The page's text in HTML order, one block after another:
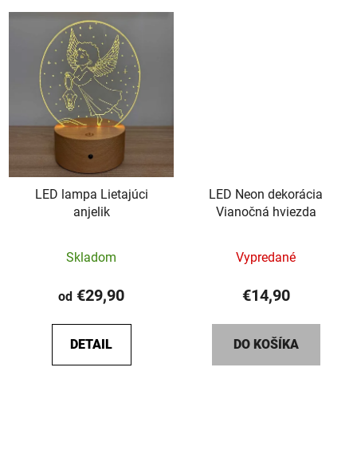
LED lampa Lietajúci
anjelik
hodnotenie
produktu
5,0
z
Skladom
od €29,90
DETAIL
LED Neon dekorácia
Vianočná hviezda
Vypredané
€14,90
DO KOŠÍKA